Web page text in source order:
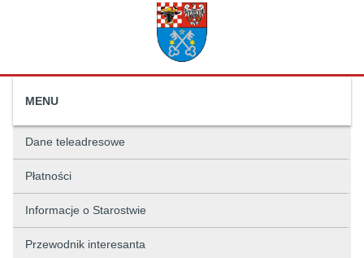
MENU
Dane teleadresowe
Płatności
Informacje o Starostwie
Przewodnik interesanta